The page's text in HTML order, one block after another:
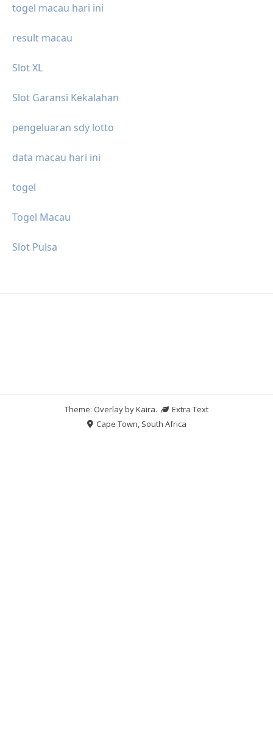
togel macau hari ini
result macau
Slot XL
Slot Garansi Kekalahan
pengeluaran sdy lotto
data macau hari ini
togel
Togel Macau
Slot Pulsa
Theme: Overlay byKaira.
Extra Text
Cape Town, South Africa